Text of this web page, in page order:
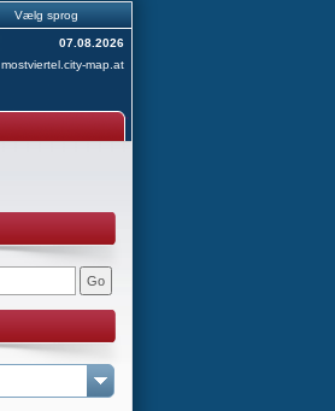
Vælg sprog
07.08.2026
mostviertel.city-map.at